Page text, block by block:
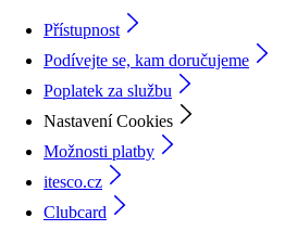
Přístupnost
Podívejte se, kam doručujeme
Poplatek za službu
Nastavení Cookies
Možnosti platby
itesco.cz
Clubcard